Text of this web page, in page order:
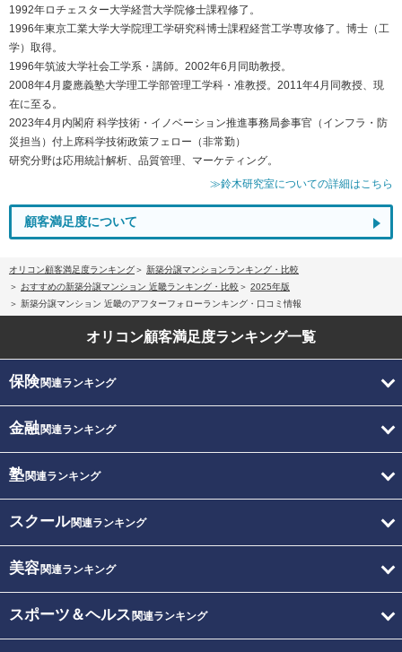
1992年ロチェスター大学経営大学院修士課程修了。
1996年東京工業大学大学院理工学研究科博士課程経営工学専攻修了。博士（工
学）取得。
1996年筑波大学社会工学系・講師。2002年6月同助教授。
2008年4月慶應義塾大学理工学部管理工学科・准教授。2011年4月同教授、現
在に至る。
2023年4月内閣府 科学技術・イノベーション推進事務局参事官（インフラ・防
災担当）付上席科学技術政策フェロー（非常勤）
研究分野は応用統計解析、品質管理、マーケティング。
≫鈴木研究室についての詳細はこちら
顧客満足度について
オリコン顧客満足度ランキング
新築分譲マンションランキング・比較
おすすめの新築分譲マンション 近畿ランキング・比較
2025年版
新築分譲マンション 近畿のアフターフォローランキング・口コミ情報
オリコン顧客満足度ランキング一覧
保険関連ランキング
金融関連ランキング
塾関連ランキング
スクール関連ランキング
美容関連ランキング
スポーツ＆ヘルス 関連ランキング